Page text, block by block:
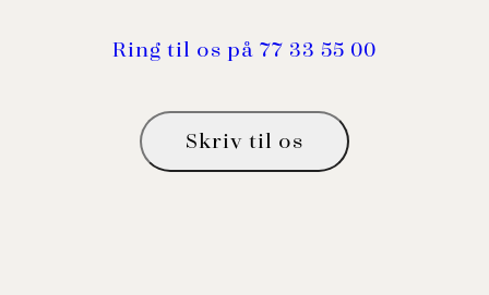
Ring til os på 77 33 55 00
Skriv til os